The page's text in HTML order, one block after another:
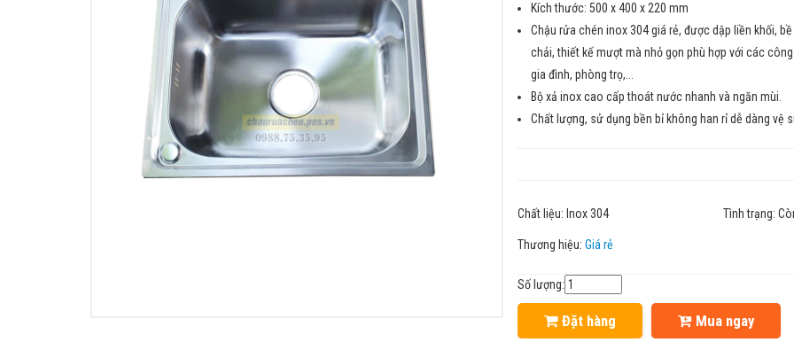
Kích thước: 500 x 400 x 220 mm
Chậu rửa chén inox 304 giá rẻ, được dập liền khối,
chải, thiết kế mượt mà nhỏ gọn phù hợp với các
gia đình, phòng trọ,...
Bộ xả inox cao cấp thoát nước nhanh và ngăn mùi.
Chất lượng, sử dụng bền bỉ không han rỉ dễ dàng vệ
Chất liệu: Inox 304 Tình trạng:
Thương hiệu: Giá rẻ
Số lượng:
Đặt hàng Mua ngay